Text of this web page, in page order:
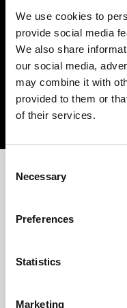
We use cookies to
provide social media
We also share
our social media,
may combine it with
provided to them or
of their services.
Selection
Necessary
Preferences
Statistics
Marketing
Code postal
Continuer
À vos côtés
Votre Maisons de
pas à pas dans la
Du conseil à